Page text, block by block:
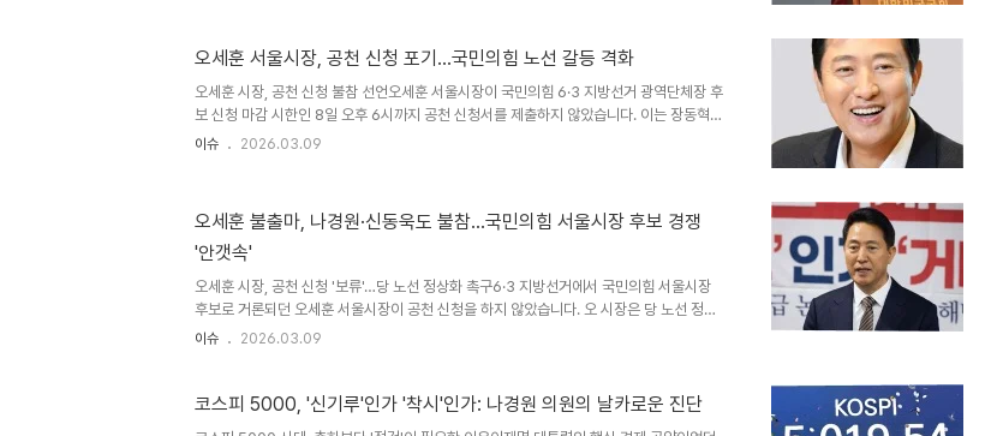
고 지적했습니다. 통일부 해명에 대한 반박과 형법상 기밀누설죄 언급나 의원은 통일부의
해명에 대해 "공개된 자료고 미국이 다 이해했다면 도대체 왜 기밀 정보가 뚝 끊겼단 말인
가..
오세훈 서울시장, 공천 신청 포기…국민의힘 노선 갈등 격화
오세훈 시장, 공천 신청 불참 선언오세훈 서울시장이 국민의힘 6·3 지방선거 광역단체장 후
보 신청 마감 시한인 8일 오후 6시까지 공천 신청서를 제출하지 않았습니다. 이는 장동혁
대표가 '윤석열 전 대통령과의 절연(절윤)' 노선으로 바꾸지 않는 한 선거 승리가 어렵다는
다는 노선 변화가 있어야 선거를 치를 수 있다'고 밝혔습니다. 서울시 또한 '당 지도부와 의
원들의 응답을 기다리고 있다'며, 장동혁 대표의 명시적인 '절윤' 선언과 변화된..
이슈 2026.03.09
오세훈 불출마, 나경원·신동욱도 불참…국민의힘 서울시장 후보 경쟁
'안갯속'
오세훈 시장, 공천 신청 '보류'…당 노선 정상화 촉구6·3 지방선거에서 국민의힘 서울시장
후보로 거론되던 오세훈 서울시장이 공천 신청을 하지 않았습니다. 오 시장은 당 노선 정상
화가 선행되어야 한다는 기존 입장을 재확인하며, 당 지도부와 의원들의 응답을 기다리고
없다고 전했습니다. 오 시장은 공천 접수를 미루더라도 의원들이 한자리에 모여 끝장 토론
이슈 2026.03.09
코스피 5000, '신기루'인가 '착시'인가: 나경원 의원의 날카로운 진단